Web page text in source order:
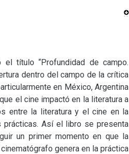
título “Profundidad de campo.
dentro del campo de la crítica
en México, Argentina
el cine impactó en la literatura a
entre la literatura y el cine en la
prácticas. Así el libro se presenta
un primer momento en que la
genera en la práctica